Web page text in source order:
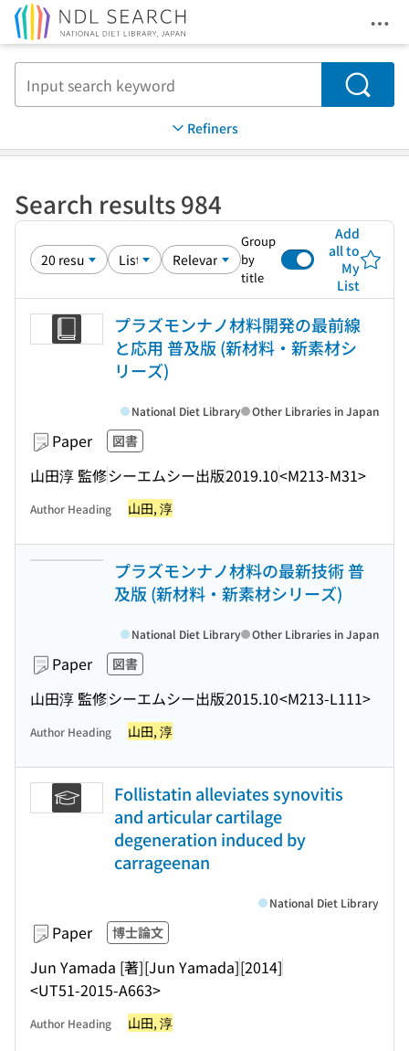
Search
Refiners
Search results 984
Group
by
title
Add
all to
My
List
プラズモンナノ材料開発の最前線
と応用 普及版 (新材料・新素材シ
リーズ)
Paper 図書
山田淳 監修シーエムシー出版2019.10<M213-M31>
National Diet Library Other Libraries in Japan
Author Heading 山田, 淳
プラズモンナノ材料の最新技術 普
及版 (新材料・新素材シリーズ)
Paper 図書
山田淳 監修シーエムシー出版2015.10<M213-L111>
National Diet Library Other Libraries in Japan
Author Heading 山田, 淳
Follistatin alleviates synovitis
and articular cartilage
degeneration induced by
carrageenan
Paper 博士論文
Jun Yamada [著][Jun Yamada][2014]
<UT51-2015-A663>
National Diet Library
Author Heading 山田, 淳